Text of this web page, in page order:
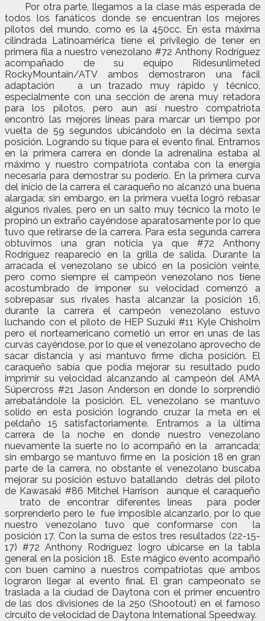
Por otra parte, llegamos a la clase más esperada de
todos los fanáticos donde se encuentran los mejores
pilotos del mundo, como es la 450cc. En esta máxima
cilindrada Latinoamérica tiene el privilegio de tener en
primera fila a nuestro venezolano #72 Anthony Rodríguez
acompañado de su equipo Ridesunlimeted
RockyMountain/ATV ambos demostraron una fácil
adaptación a un trazado muy rápido y técnico,
especialmente con una sección de arena muy retadora
para los pilotos, pero aun así nuestro compatriota
encontró las mejores líneas para marcar un tiempo por
vuelta de 59 segundos ubicándolo en la décima sexta
posición. Logrando su tique para el evento final. Entramos
en la primera carrera en donde la adrenalina estaba al
máximo y nuestro compatriota contaba con la energía
necesaria para demostrar su poderío. En la primera curva
del inicio de la carrera el caraqueño no alcanzó una buena
alargada; sin embargo, en la primera vuelta logró rebasar
algunos rivales, pero en un salto muy técnico la moto le
propinó un extraño cayéndose aparatosamente por lo que
tuvo que retirarse de la carrera. Para esta segunda carrera
obtuvimos una gran noticia ya que #72 Anthony
Rodríguez reapareció en la grilla de salida. Durante la
arracada el venezolano se ubicó en la posición veinte,
pero como siempre el campeón venezolano nos tiene
acostumbrado de imponer su velocidad comenzó a
sobrepasar sus rivales hasta alcanzar la posición 16,
durante la carrera el campeón venezolano estuvo
luchando con el piloto de HEP Suzuki #11 Kyle Chisholm
pero el norteamericano cometió un error en unas de las
curvas cayéndose, por lo que el venezolano aprovecho de
sacar distancia y así mantuvo firme dicha posición. El
caraqueño sabía que podía mejorar su resultado pudo
imprimir su velocidad alcanzando al campeón del AMA
Súpercross #21 Jason Anderson en donde lo sorprendió
arrebatándole la posición. EL venezolano se mantuvo
solido en esta posición logrando cruzar la meta en el
peldaño 15 satisfactoriamente. Entramos a la última
carrera de la noche en donde nuestro venezolano
nuevamente la suerte no lo acompañó en la arrancada;
sin embargo se mantuvo firme en la posición 18 en gran
parte de la carrera, no obstante el venezolano buscaba
mejorar su posición estuvo batallando detrás del piloto
de Kawasaki #86 Mitchel Harrison aunque el caraqueño
trato de encontrar diferentes líneas para poder
sorprenderlo pero le fue imposible alcanzarlo, por lo que
nuestro venezolano tuvo que conformarse con la
posición 17. Con la suma de estos tres resultados (22-15-
17) #72 Anthony Rodríguez logro ubicarse en la tabla
general en la posición 18. Este mágico evento acompañó
con buen camino a nuestros compatriotas que ambos
lograron llegar al evento final. El gran campeonato se
traslada a la ciudad de Daytona con el primer encuentro
de las dos divisiones de la 250 (Shootout) en el famoso
circuito de velocidad de Daytona International Speedway.